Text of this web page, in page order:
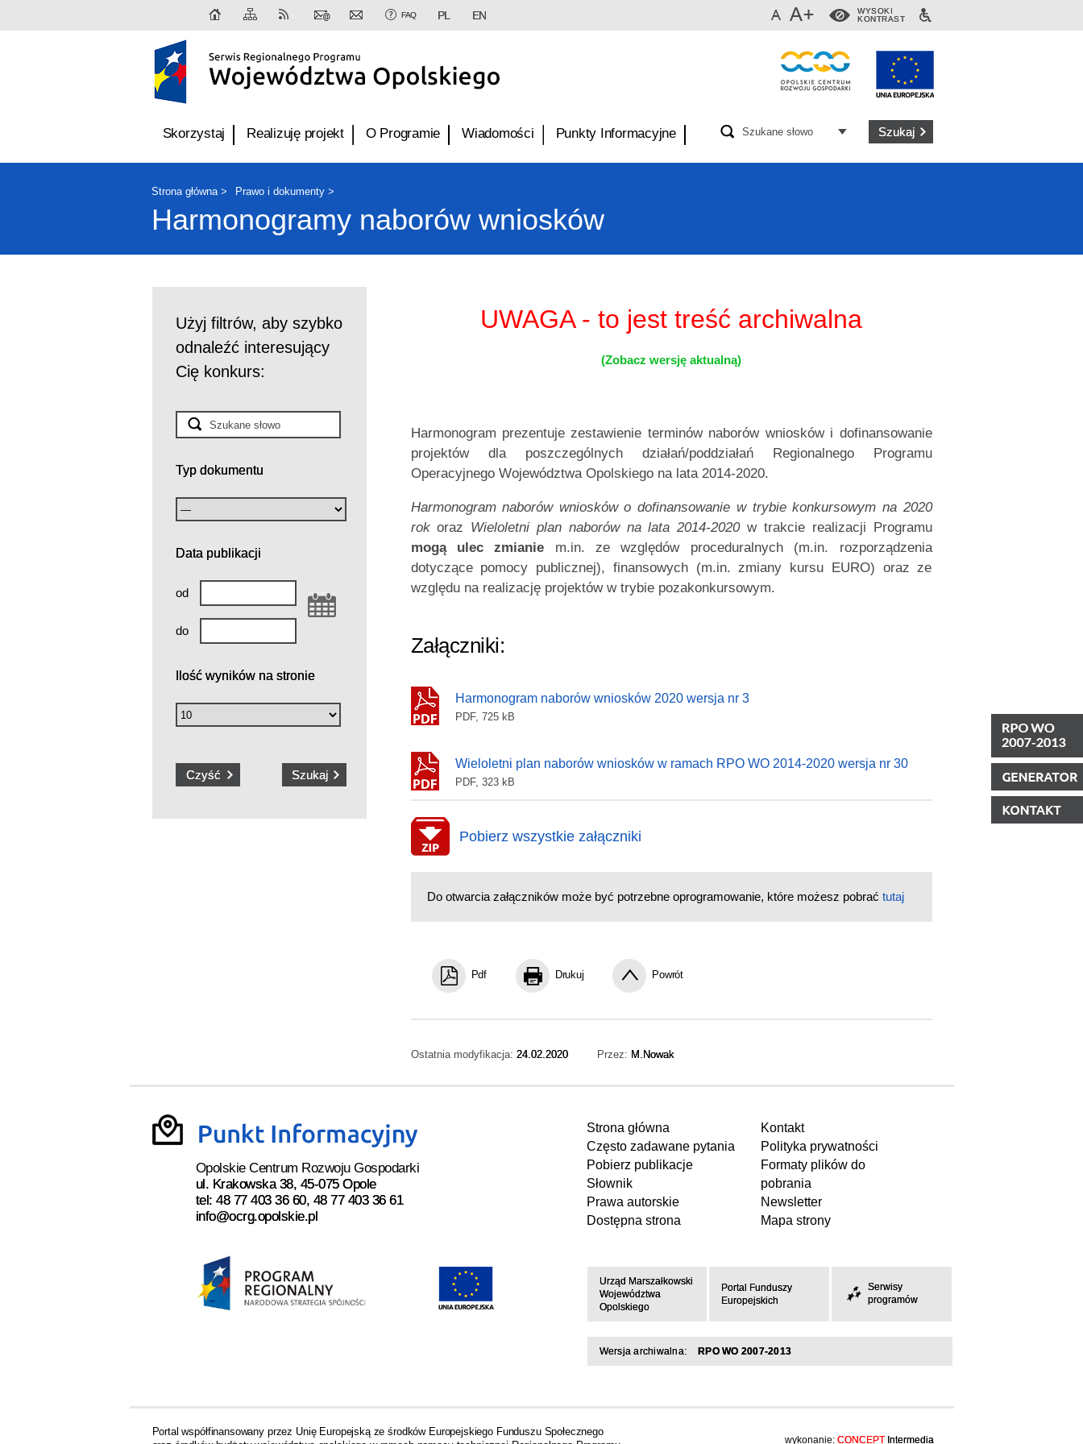
FAQ PL EN
WYSOKI
KONTRAST
Skorzystaj Realizuję projekt O Programie Wiadomości Punkty Informacyjne
Strona główna Prawo i dokumenty
Harmonogramy naborów wniosków
Użyj filtrów, aby szybko
odnaleźć interesujący
Cię konkurs:
Typ dokumentu
Data publikacji
od
do
Ilość wyników na stronie
UWAGA - to jest treść archiwalna
(Zobacz wersję aktualną)
Harmonogram prezentuje zestawienie terminów naborów wniosków i dofinansowanie
projektów dla poszczególnych działań/poddziałań Regionalnego Programu
Operacyjnego Województwa Opolskiego na lata 2014-2020.
Harmonogram naborów wniosków o dofinansowanie w trybie konkursowym na 2020
rokoraz Wieloletni plan naborów na lata 2014-2020w trakcie realizacji Programu
mogą ulec zmianie m.in. ze względów proceduralnych (m.in. rozporządzenia
dotyczące pomocy publicznej), finansowych (m.in. zmiany kursu EURO) oraz ze
względu na realizację projektów w trybie pozakonkursowym.
Załączniki:
Harmonogram naborów wniosków 2020 wersja nr 3
PDF, 725 kB
Wieloletni plan naborów wniosków w ramach RPO WO 2014-2020 wersja nr 30
PDF, 323 kB
Pobierz wszystkie załączniki
Do otwarcia załączników może być potrzebne oprogramowanie, które możesz pobrać tutaj
Pdf Drukuj Powrót
Ostatnia modyfikacja: 24.02.2020 Przez: M.Nowak
Opolskie Centrum Rozwoju Gospodarki
ul. Krakowska 38, 45-075 Opole
tel: 48 77 403 36 60, 48 77 403 36 61
info@ocrg.opolskie.pl
Strona główna
Często zadawane pytania
Pobierz publikacje
Słownik
Prawa autorskie
Dostępna strona
Kontakt
Polityka prywatności
Formaty plików do
pobrania
Newsletter
Mapa strony
Urząd Marszałkowski
Województwa
Opolskiego
Portal Funduszy
Europejskich
Serwisy
programów
Wersja archiwalna: RPO WO 2007-2013
Portal współfinansowany przez Unię Europejską ze środków Europejskiego Funduszu Społecznego
wykonanie: CONCEPTIntermedia